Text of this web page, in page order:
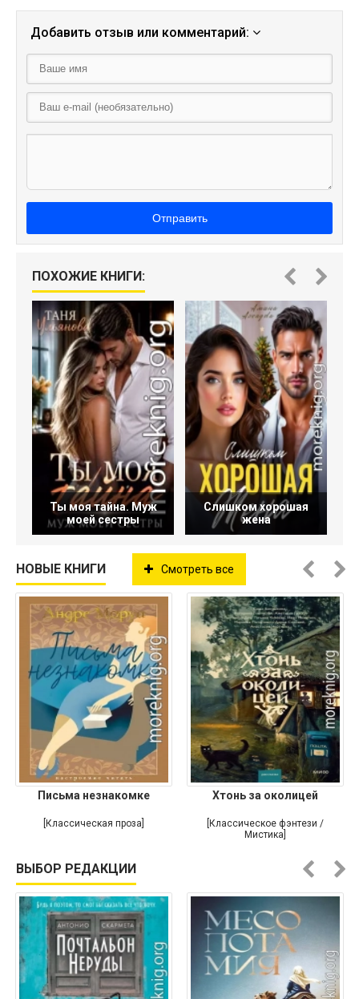
Добавить отзыв или комментарий:
Отправить
ПОХОЖИЕ КНИГИ:
Ты моя тайна. Муж
моей сестры
Слишком хорошая
жена
НОВЫЕ КНИГИ Смотреть все
Письма незнакомке
[Классическая проза]
Хтонь за околицей
[Классическое фэнтези /
Мистика]
ВЫБОР РЕДАКЦИИ